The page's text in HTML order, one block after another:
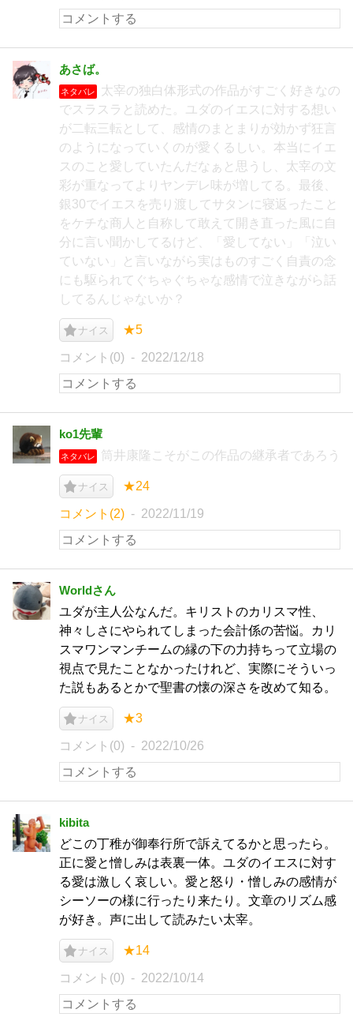
あさば。
ネタバレ
太宰の独白体形式の作品がすごく好きなの
でスラスラと読めた。ユダのイエスに対する想い
が二転三転として、感情のまとまりが効かず狂言
のようになっていくのが愛くるしい。本当にイエ
スのこと愛していたんだなぁと思うし、太宰の文
彩が重なってよりヤンデレ味が増してる。最後、
銀30でイエスを売り渡してサタンに寝返ったこと
をケチな商人と自称して敢えて開き直った風に自
分に言い聞かしてるけど、「愛してない」「泣い
ていない」と言いながら実はものすごく自責の念
にも駆られてぐちゃぐちゃな感情で泣きながら話
してるんじゃないか？
ナイス ★5
コメント(0) 2022/12/18
ko1先輩
ネタバレ 筒井康隆こそがこの作品の継承者であろう
ナイス ★24
コメント(2) 2022/11/19
Worldさん
ユダが主人公なんだ。キリストのカリスマ性、
神々しさにやられてしまった会計係の苦悩。カリ
スマワンマンチームの縁の下の力持ちって立場の
視点で見たことなかったけれど、実際にそういっ
た説もあるとかで聖書の懐の深さを改めて知る。
ナイス ★3
コメント(0) 2022/10/26
kibita
どこの丁稚が御奉行所で訴えてるかと思ったら。
正に愛と憎しみは表裏一体。ユダのイエスに対す
る愛は激しく哀しい。愛と怒り・憎しみの感情が
シーソーの様に行ったり来たり。文章のリズム感
が好き。声に出して読みたい太宰。
ナイス ★14
コメント(0) 2022/10/14